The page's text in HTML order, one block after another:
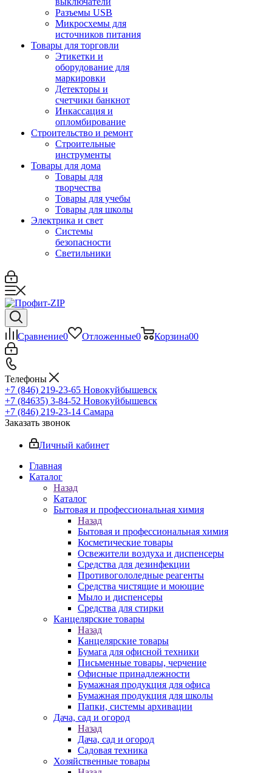
Разъемы USB
Микросхемы для
источников питания
Товары для торговли
Этикетки и
оборудование для
маркировки
Детекторы и
счетчики банкнот
Инкассация и
опломбирование
Строительство и ремонт
Строительные
инструменты
Товары для дома
Товары для
творчества
Товары для учебы
Товары для школы
Электрика и свет
Системы
безопасности
Светильники
Сравнение0 Отложенные0 Корзина00
Телефоны
+7 (846) 219-23-65 Новокуйбышевск
+7 (84635) 3-84-52 Новокуйбышевск
+7 (846) 219-23-14 Самара
Заказать звонок
Личный кабинет
Главная
Каталог
Назад
Каталог
Бытовая и профессиональная химия
Назад
Бытовая и профессиональная химия
Косметические товары
Освежители воздуха и диспенсеры
Средства для дезинфекции
Противогололедные реагенты
Средства чистящие и моющие
Мыло и диспенсеры
Средства для стирки
Канцелярские товары
Назад
Канцелярские товары
Бумага для офисной техники
Письменные товары, черчение
Офисные принадлежности
Бумажная продукция для офиса
Бумажная продукция для школы
Папки, системы архивации
Дача, сад и огород
Назад
Дача, сад и огород
Садовая техника
Хозяйственные товары